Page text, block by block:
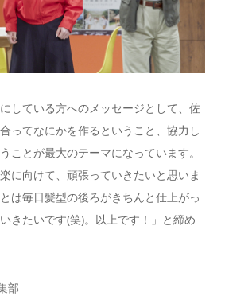
している方へのメッセージとして、佐
ってなにかを作るということ、協力し
ことが最大のテーマになっています。
に向けて、頑張っていきたいと思いま
は毎日髪型の後ろがきちんと仕上がっ
きたいです(笑)。以上です！」と締め
部